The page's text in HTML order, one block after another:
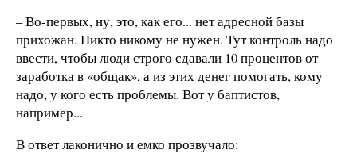
– Во-первых, ну, это, как его... нет адресной базы
прихожан. Никто никому не нужен. Тут контроль надо
ввести, чтобы люди строго сдавали 10 процентов от
заработка в «общак», а из этих денег помогать, кому
надо, у кого есть проблемы. Вот у баптистов,
например...
В ответ лаконично и емко прозвучало: